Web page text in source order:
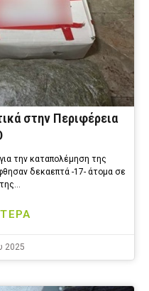
στην Περιφέρεια
την καταπολέμηση της
δεκαεπτά -17- άτομα σε
2025